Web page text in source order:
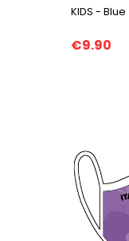
KIDS - Blue
€9.90